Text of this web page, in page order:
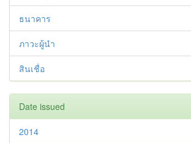
ธนาคาร
ภาวะผู้นำ
สินเชื่อ
Date issued
2014